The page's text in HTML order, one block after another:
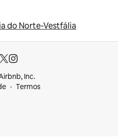
do Norte-Vestfália
Inc.
Termos